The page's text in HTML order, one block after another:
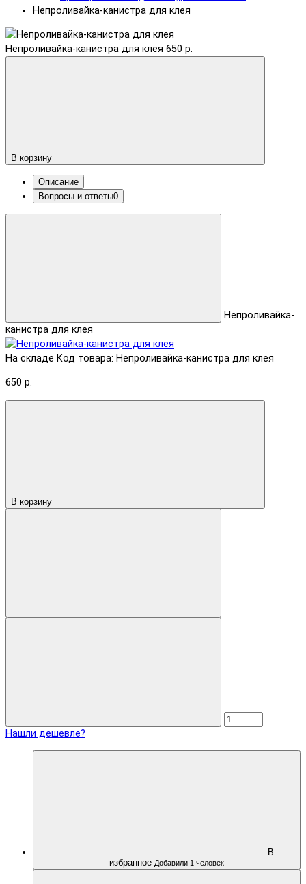
Непроливайка-канистра для клея
Непроливайка-канистра для клея 650 р.
В корзину
Описание
Вопросы и ответы0
Непроливайка-
канистра для клея
На складе Код товара: Непроливайка-канистра для клея
650 р.
В корзину
Нашли дешевле?
В
избранное Добавили 1 человек